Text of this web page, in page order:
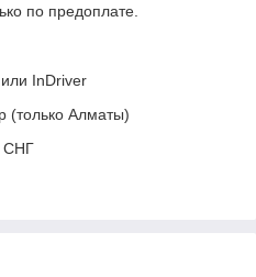
по предоплате.
InDriver
(только Алматы)
СНГ